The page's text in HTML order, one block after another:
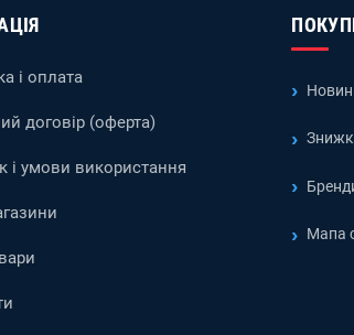
і оплата
договір (оферта)
і умови використання
Мапа